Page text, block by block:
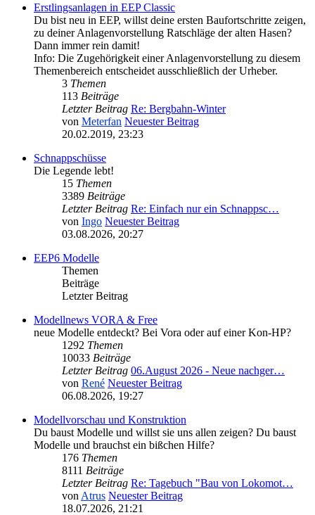
Erstlingsanlagen in EEP Classic
Du bist neu in EEP, willst deine ersten Baufortschritte zeigen,
zu deiner Anlagenvorstellung Ratschläge der alten Hasen?
Dann immer rein damit!
Info: Die Zugehörigkeit einer Anlagenvorstellung zu diesem
Themenbereich entscheidet ausschließlich der Urheber.
3 Themen
113 Beiträge
Letzter Beitrag Re: Bergbahn-Winter
von Meterfan Neuester Beitrag
20.02.2019, 23:23
Schnappschüsse
Die Legende lebt!
15 Themen
3389 Beiträge
Letzter Beitrag Re: Einfach nur ein Schnappsc…
von Ingo Neuester Beitrag
03.08.2026, 20:27
EEP6 Modelle
Themen
Beiträge
Letzter Beitrag
Modellnews VORA & Free
neue Modelle entdeckt? Bei Vora oder auf einer Kon-HP?
1292 Themen
10033 Beiträge
Letzter Beitrag 06.August 2026 - Neue nachger…
von René Neuester Beitrag
06.08.2026, 19:27
Modellvorschau und Konstruktion
Du baust Modelle und willst sie uns allen zeigen? Du baust
Modelle und brauchst ein bißchen Hilfe?
176 Themen
8111 Beiträge
Letzter Beitrag Re: Tagebuch "Bau von Lokomot…
von Atrus Neuester Beitrag
18.07.2026, 21:21